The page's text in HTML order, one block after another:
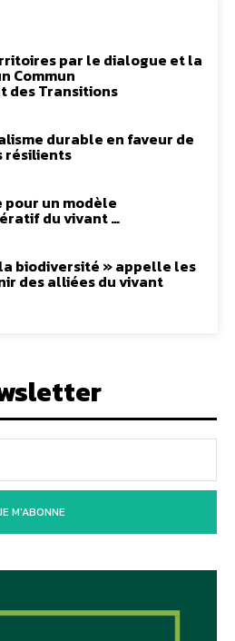
par le dialogue et la
Commun
des Transitions
durable en faveur de
résilients
pour un modèle
du vivant …
la biodiversité » appelle les
des alliées du vivant
M'ABONNE